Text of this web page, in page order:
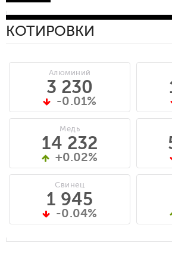
КОТИРОВКИ
Алюминий
3 230
-0.01%
Медь
14 232
+0.02%
Свинец
1 945
-0.04%